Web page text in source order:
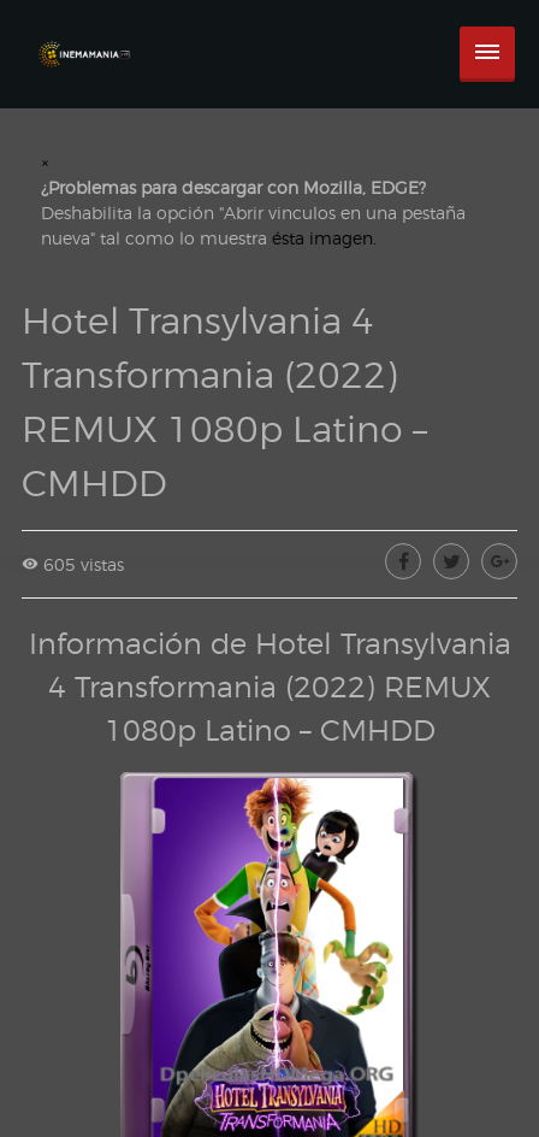
×
¿Problemas para descargar con Mozilla, EDGE?
Deshabilita la opción "Abrir vinculos en una pestaña
nueva" tal como lo muestra ésta imagen.
Hotel Transylvania 4
Transformania (2022)
REMUX 1080p Latino –
CMHDD
605 vistas
Información de Hotel Transylvania
4 Transformania (2022) REMUX
1080p Latino – CMHDD